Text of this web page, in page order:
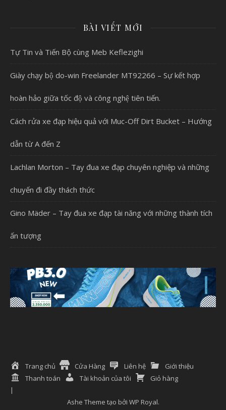
BÀI VIẾT MỚI
Tự Tin và Tiến Bộ cùng Meb Keflezighi
Giày chạy bộ do-win Freelander MT92266 – Sự kết hợp
hoàn hảo giữa tốc độ và công nghệ tiên tiến.
Cách rửa xe đạp hiệu quả với Muc-Off Dirt Bucket – Hướng
dẫn từ A đến Z
Lachlan Morton – Tay đua xe đạp chuyên nghiệp và những
chuyến đi đầy thách thức
Gino Mäder – Tay đua xe đạp tài năng với những thành tích
ấn tượng
Trang chủ Cửa Hàng Liên hệ
Giới thiệu
Thanh toán
Tài khoản của tôi Giỏ hàng
Ashe Theme tạo bởi WP Royal.